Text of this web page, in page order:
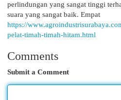
perlindungan yang sangat tinggi
suara yang sangat baik. Empat
https://
pelat-timah-timah-hitam.html
Comments
Submit a Comment